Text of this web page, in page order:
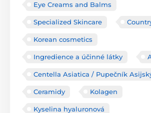
Eye Creams and Balms
Specialized Skincare
Korean cosmetics
Ingredience a účinné látky
Centella Asiatica / Pupečník
Ceramidy Kolagen
Kyselina hyaluronová